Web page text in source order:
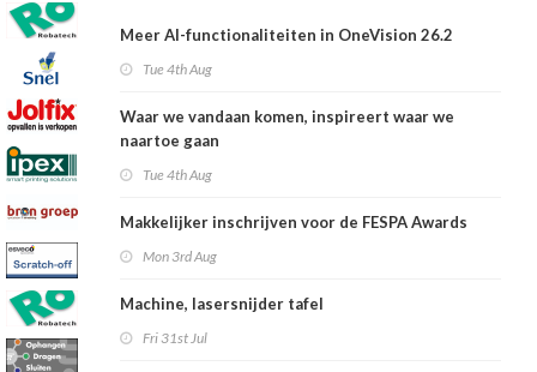
Meer AI-functionaliteiten in OneVision 26.2
Tue 4th Aug
Waar we vandaan komen, inspireert waar we
naartoe gaan
Tue 4th Aug
Makkelijker inschrijven voor de FESPA Awards
Mon 3rd Aug
Machine, lasersnijder tafel
Fri 31st Jul